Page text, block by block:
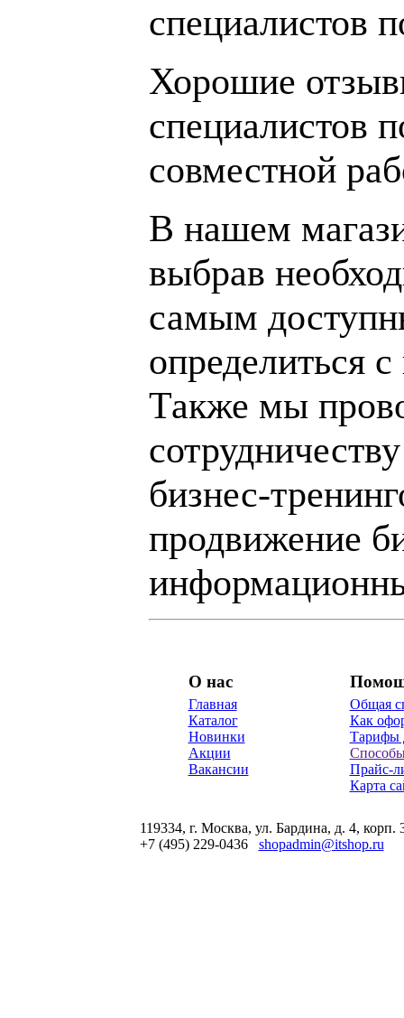
специалистов
Хорошие
специалистов
совместной
В нашем
выбрав
самым
определиться
Также мы
бизнес-
продвижение
О нас
Главная
Каталог
Новинки
Акции
Вакансии
Общая
Как
Тарифы
Прайс-
Карта
119334, г. Москва, ул. Бардина, д. 4, корп.
+7 (495) 229-0436 shopadmin@itshop.ru